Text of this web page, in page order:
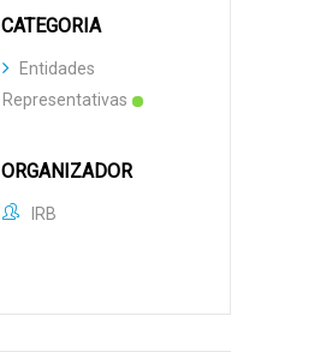
CATEGORIA
Entidades
Representativas
ORGANIZADOR
IRB